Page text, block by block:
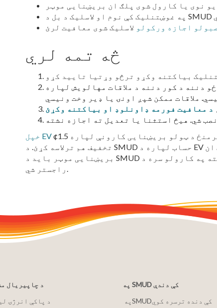
اجازه ورکولو
څه تمه لري
قراردادي به د 2 کاري ورځو دننه د کور دننه د ملاقات مهالویش لپاره
د معافیت فورمه ډاونلوډ او بیاکتنه وکړئ
ترڅو تاسو د نیمې شپې او 6 سهار ترمنځ د ټولو بریښنایی کارونې لپاره 1.5¢
تخفیف هم ترلاسه کړئ. د SMUD حساب لپاره د EV نرخ تخفیف ترلاسه کولو لپاره، یو پلګ ان
بریښنایی موټر باید د SMUD حساب په څیر د ورته خدماتو پته په کارولو سره د DMV سره
راجستر شي.
د چاپیریال
2030 د پاکې انرژۍ
په SMUD کې دندې
په ‏‎SMUD‎‏ کې دنده ترسره کوي